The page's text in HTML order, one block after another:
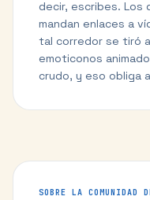
decir, escribes. Los
mandan enlaces a
tal corredor se tiró
emoticonos
crudo, y eso obliga
SOBRE LA COMUNIDAD